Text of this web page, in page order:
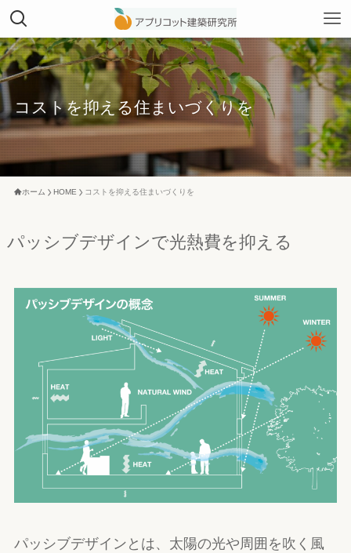
コストを抑える住まいづくりを
ホーム HOME コストを抑える住まいづくりを
パッシブデザインで光熱費を抑える
パッシブデザインとは、太陽の光や周囲を吹く風